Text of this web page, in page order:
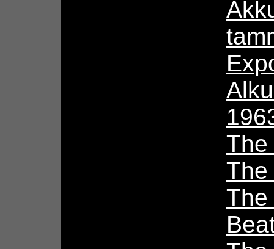
The
The
The